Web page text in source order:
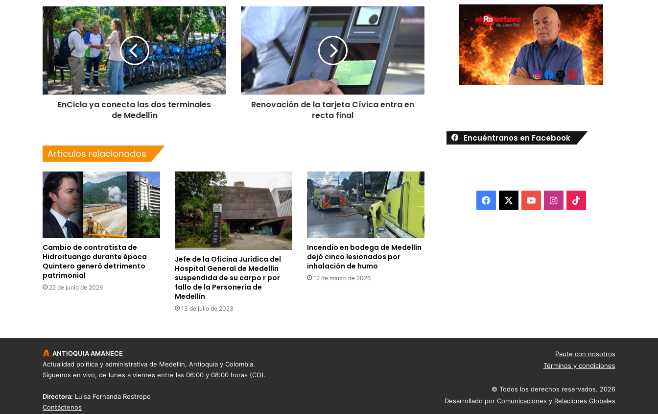
EnCicla ya conecta las dos terminales
de Medellín
Renovación de la tarjeta Cívica entra en
recta final
Artículos relacionados
Cambio de contratista de
Hidroituango durante época
Quintero generó detrimento
patrimonial
22 de junio de 2026
Jefe de la Oficina Jurídica del
Hospital General de Medellín
suspendida de su carpo r por
fallo de la Personería de
Medellín
13 de julio de 2023
Incendio en bodega de Medellín
dejó cinco lesionados por
inhalación de humo
12 de marzo de 2026
Encuéntranos en Facebook
Facebook YouTubeInstagram
TikTok
ANTIOQUIA AMANECE
Actualidad política y administrativa de Medellín, Antioquia y Colombia.
Síguenos en vivo, de lunes a viernes entre las 06:00 y 08:00 horas (CO).
Directora: Luisa Fernanda Restrepo
Contáctenos
Paute con nosotros
Términos y condiciones
© Todos los derechos reservados. 2026
Desarrollado por Comunicaciones y Relaciones Globales